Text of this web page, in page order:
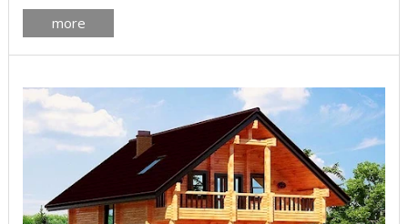
more